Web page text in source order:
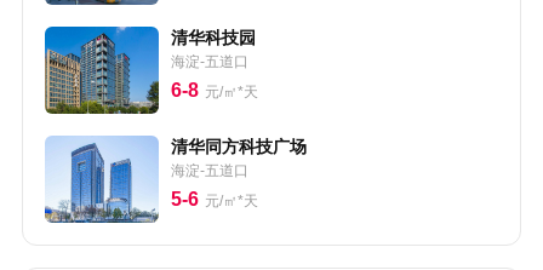
清华科技园
海淀-五道口
6-8 元/㎡*天
清华同方科技广场
海淀-五道口
5-6 元/㎡*天